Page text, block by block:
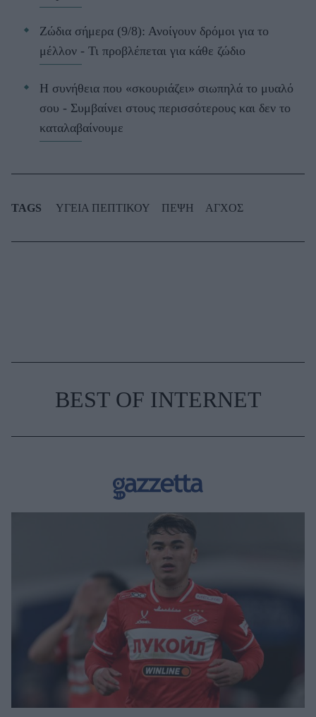
Ζώδια σήμερα (9/8): Ανοίγουν δρόμοι για το
μέλλον - Τι προβλέπεται για κάθε ζώδιο
Η συνήθεια που «σκουριάζει» σιωπηλά το μυαλό
σου - Συμβαίνει στους περισσότερους και δεν το
καταλαβαίνουμε
TAGS ΥΓΕΙΑ ΠΕΠΤΙΚΟΥ ΠΕΨΗ ΑΓΧΟΣ
BEST OF INTERNET